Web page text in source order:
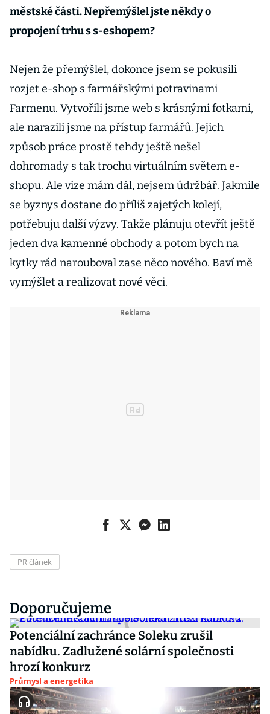
městské části. Nepřemýšlel jste někdy o
propojení trhu s s-eshopem?
Nejen že přemýšlel, dokonce jsem se pokusili
rozjet e-shop s farmářskými potravinami
Farmenu. Vytvořili jsme web s krásnými fotkami,
ale narazili jsme na přístup farmářů. Jejich
způsob práce prostě tehdy ještě nešel
dohromady s tak trochu virtuálním světem e-
shopu. Ale vize mám dál, nejsem údržbář. Jakmile
se byznys dostane do příliš zajetých kolejí,
potřebuju další výzvy. Takže plánuju otevřít ještě
jeden dva kamenné obchody a potom bych na
kytky rád narouboval zase něco nového. Baví mě
vymýšlet a realizovat nové věci.
PR článek
Doporučujeme
Potenciální zachránce Soleku zrušil
nabídku. Zadlužené solární společnosti
hrozí konkurz
Průmysl a energetika